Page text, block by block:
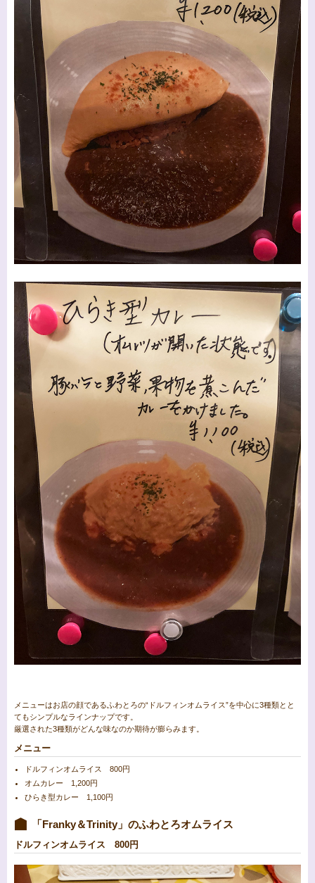
メニューはお店の顔であるふわとろの“ドルフィンオムライス”を中心に3種類とと
てもシンプルなラインナップです。
厳選された3種類がどんな味なのか期待が膨らみます。
メニュー
ドルフィンオムライス 800円
オムカレー 1,200円
ひらき型カレー 1,100円
「Franky＆Trinity」のふわとろオムライス
ドルフィンオムライス 800円